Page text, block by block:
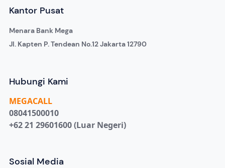
Kantor Pusat
Menara Bank Mega
Jl. Kapten P. Tendean No.12 Jakarta 12790
Hubungi Kami
MEGACALL
08041500010
+62 21 29601600 (Luar Negeri)
Sosial Media